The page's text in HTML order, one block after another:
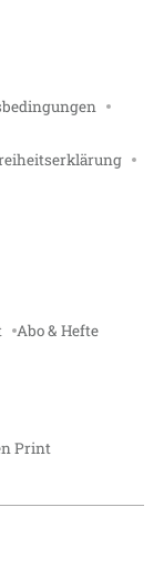
Abo & Hefte
Print